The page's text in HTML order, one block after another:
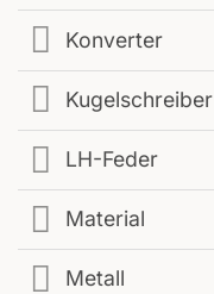
Konverter
Kugelschreiber
LH-Feder
Material
Metall